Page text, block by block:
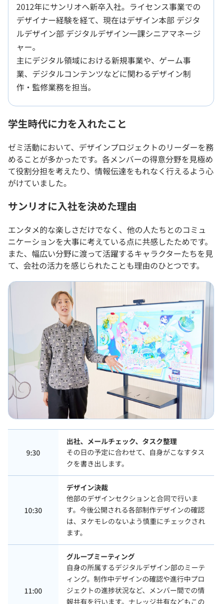
2012年にサンリオへ新卒入社。ライセンス事業での
デザイナー経験を経て、現在はデザイン本部 デジタ
ルデザイン部 デジタルデザイン一課シニアマネージ
ャー。
主にデジタル領域における新規事業や、ゲーム事
業、デジタルコンテンツなどに関わるデザイン制
作・監修業務を担当。
学生時代に力を入れたこと
ゼミ活動において、デザインプロジェクトのリーダーを務
めることが多かったです。各メンバーの得意分野を見極め
て役割分担を考えたり、情報伝達をもれなく行えるよう心
がけていました。
サンリオに入社を決めた理由
エンタメ的な楽しさだけでなく、他の人たちとのコミュ
ニケーションを大事に考えている点に共感したためです。
また、幅広い分野に渡って活躍するキャラクターたちを見
て、会社の活力を感じられたことも理由のひとつです。
9:30
出社、メールチェック、タスク整理
その日の予定に合わせて、自身がこなすタス
クを書き出します。
10:30
デザイン決裁
他部のデザインセクションと合同で行いま
す。今後公開される各部制作デザインの確認
は、ヌケモレのないよう慎重にチェックされ
ます。
11:00
グループミーティング
自身の所属するデジタルデザイン部のミーテ
ィング。制作中デザインの確認や進行中プロ
ジェクトの進捗状況など、メンバー間での情
報共有を行います。ナレッジ共有などもこの